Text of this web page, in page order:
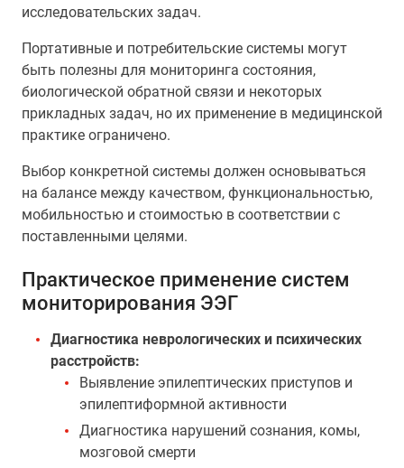
исследовательских задач.
Портативные и потребительские системы могут
быть полезны для мониторинга состояния,
биологической обратной связи и некоторых
прикладных задач, но их применение в медицинской
практике ограничено.
Выбор конкретной системы должен основываться
на балансе между качеством, функциональностью,
мобильностью и стоимостью в соответствии с
поставленными целями.
Практическое применение систем
мониторирования ЭЭГ
Диагностика неврологических и психических
расстройств:
Выявление эпилептических приступов и
эпилептиформной активности
Диагностика нарушений сознания, комы,
мозговой смерти